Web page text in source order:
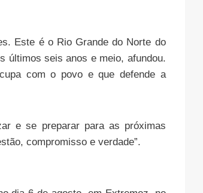
Este é o Rio Grande do Norte do
últimos seis anos e meio, afundou.
com o povo e que defende a
e se preparar para as próximas
compromisso e verdade”.